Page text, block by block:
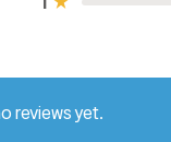
reviews yet.